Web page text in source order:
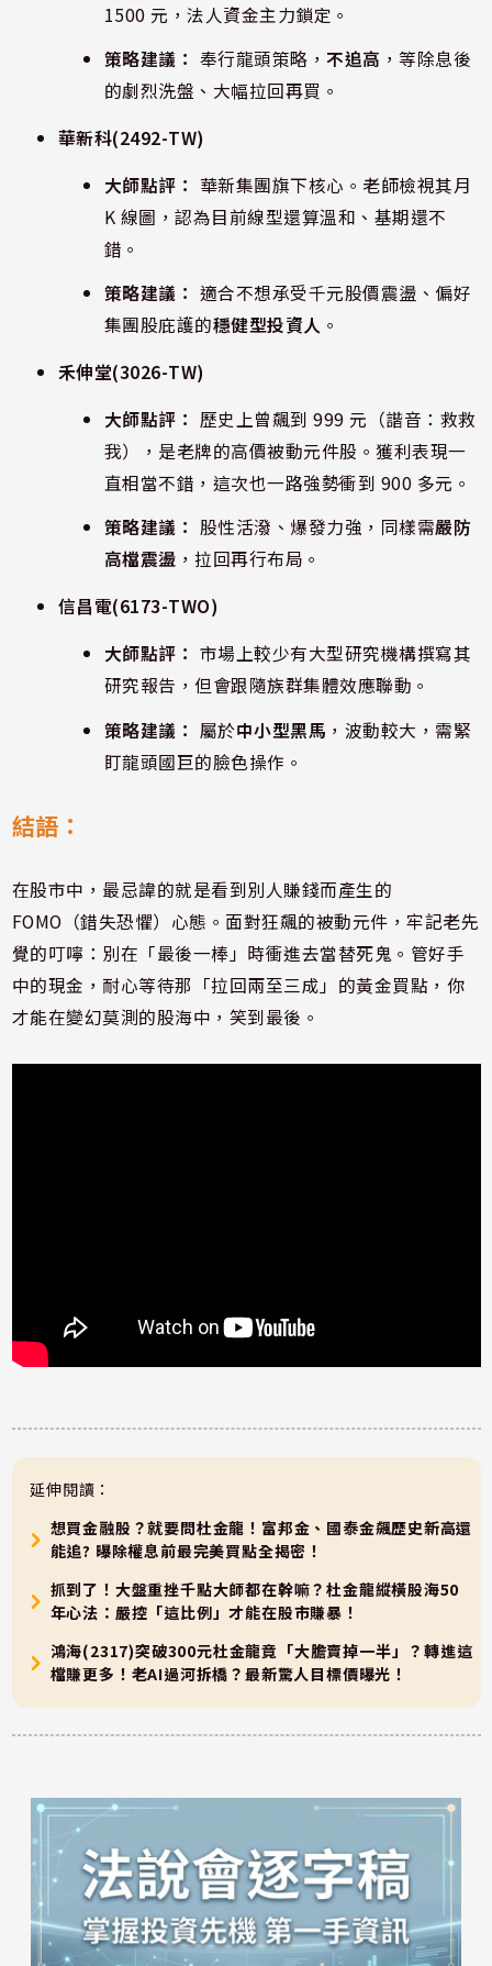
1500 元，法人資金主力鎖定。
策略建議： 奉行龍頭策略，不追高 ，等除息後
的劇烈洗盤、大幅拉回再買。
華新科(2492-TW)
大師點評： 華新集團旗下核心。老師檢視其月
K 線圖，認為目前線型還算溫和、基期還不
錯。
策略建議： 適合不想承受千元股價震盪、偏好
集團股庇護的穩健型投資人 。
禾伸堂(3026-TW)
大師點評： 歷史上曾飆到 999 元（諧音：救救
我），是老牌的高價被動元件股。獲利表現一
直相當不錯，這次也一路強勢衝到 900 多元。
策略建議： 股性活潑、爆發力強，同樣需嚴防
高檔震盪 ，拉回再行布局。
信昌電(6173-TWO)
大師點評： 市場上較少有大型研究機構撰寫其
研究報告，但會跟隨族群集體效應聯動。
策略建議： 屬於中小型黑馬 ，波動較大，需緊
盯龍頭國巨的臉色操作。
結語：
在股市中，最忌諱的就是看到別人賺錢而產生的
FOMO（錯失恐懼）心態。面對狂飆的被動元件，牢記老先
覺的叮嚀：別在「最後一棒」時衝進去當替死鬼。管好手
中的現金，耐心等待那「拉回兩至三成」的黃金買點，你
才能在變幻莫測的股海中，笑到最後。
延伸閱讀：
想買金融股？就要問杜金龍！富邦金、國泰金飆歷史新高還
能追? 曝除權息前最完美買點全揭密！
抓到了！大盤重挫千點大師都在幹嘛？杜金龍縱橫股海50
年心法：嚴控「這比例」才能在股市賺暴！
鴻海(2317)突破300元杜金龍竟「大膽賣掉一半」？轉進這
檔賺更多！老AI過河拆橋？最新驚人目標價曝光！